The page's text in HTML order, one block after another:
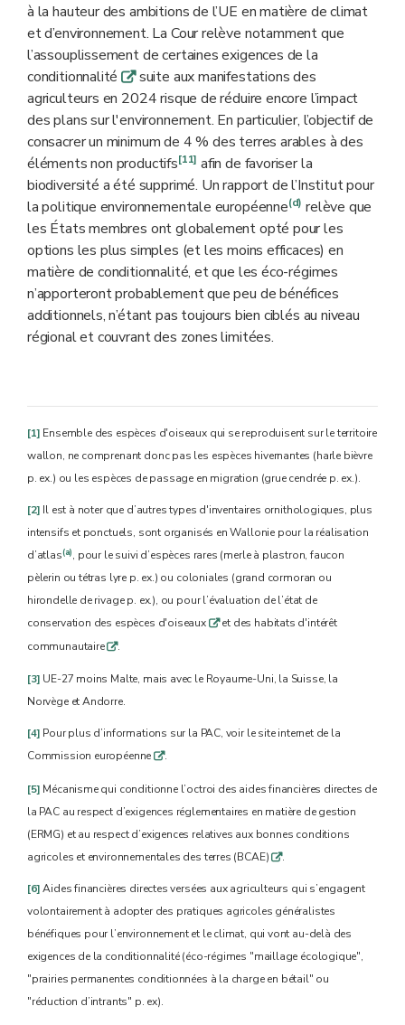
à la hauteur des ambitions de l’UE en matière de climat
et d’environnement. La Cour relève notamment que
l’assouplissement de certaines exigences de la
conditionnalitéqsuite aux manifestations des
agriculteurs en 2024 risque de réduire encore l’impact
des plans sur l'environnement. En particulier, l’objectif de
consacrer un minimum de 4 % des terres arables à des
éléments non productifs[11] afin de favoriser la
biodiversité a été supprimé. Un rapport de l’Institut pour
la politique environnementale européenne(d) relève que
les États membres ont globalement opté pour les
options les plus simples (et les moins efficaces) en
matière de conditionnalité, et que les éco-régimes
n’apporteront probablement que peu de bénéfices
additionnels, n’étant pas toujours bien ciblés au niveau
régional et couvrant des zones limitées.
[1] Ensemble des espèces d'oiseaux qui se reproduisent sur le territoire
wallon, ne comprenant donc pas les espèces hivernantes (harle bièvre
p. ex.) ou les espèces de passage en migration (grue cendrée p. ex.).
[2] Il est à noter que d’autres types d'inventaires ornithologiques, plus
intensifs et ponctuels, sont organisés en Wallonie pour la réalisation
d’atlas(a), pour le suivi d’espèces rares (merle à plastron, faucon
pèlerin ou tétras lyre p. ex.) ou coloniales (grand cormoran ou
hirondelle de rivage p. ex.), ou pour l’évaluation de l’état de
conservation des espèces d'oiseaux qet des habitats d'intérêt
communautaireq.
[3] UE-27 moins Malte, mais avec le Royaume-Uni, la Suisse, la
Norvège et Andorre.
[4] Pour plus d’informations sur la PAC, voir le site internet de la
Commission européenneq.
[5] Mécanisme qui conditionne l’octroi des aides financières directes de
la PAC au respect d’exigences réglementaires en matière de gestion
(ERMG) et au respect d’exigences relatives aux bonnes conditions
agricoles et environnementales des terres (BCAE)q.
[6]Aides financières directes versées aux agriculteurs qui s’engagent
volontairement à adopter des pratiques agricoles généralistes
bénéfiques pour l’environnement et le climat, qui vont au-delà des
exigences de la conditionnalité (éco-régimes "maillage écologique",
"prairies permanentes conditionnées à la charge en bétail" ou
"réduction d’intrants" p. ex).